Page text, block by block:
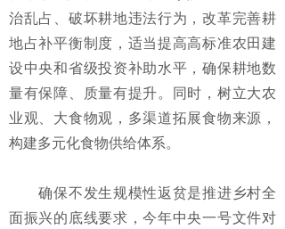
治乱占、破坏耕地违法行为，改革完善耕
地占补平衡制度，适当提高高标准农田建
设中央和省级投资补助水平，确保耕地数
量有保障、质量有提升。同时，树立大农
业观、大食物观，多渠道拓展食物来源，
构建多元化食物供给体系。
确保不发生规模性返贫是推进乡村全
面振兴的底线要求，今年中央一号文件对